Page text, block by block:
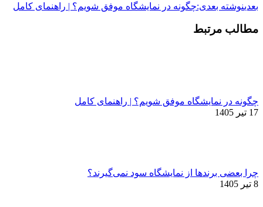
بعدینوشته بعدی:چگونه در نمایشگاه موفق شویم؟ | راهنمای کامل
مطالب مرتبط
چگونه در نمایشگاه موفق شویم؟ | راهنمای کامل
17 تیر 1405
چرا بعضی برندها از نمایشگاه سود نمی‌گیرند؟
8 تیر 1405